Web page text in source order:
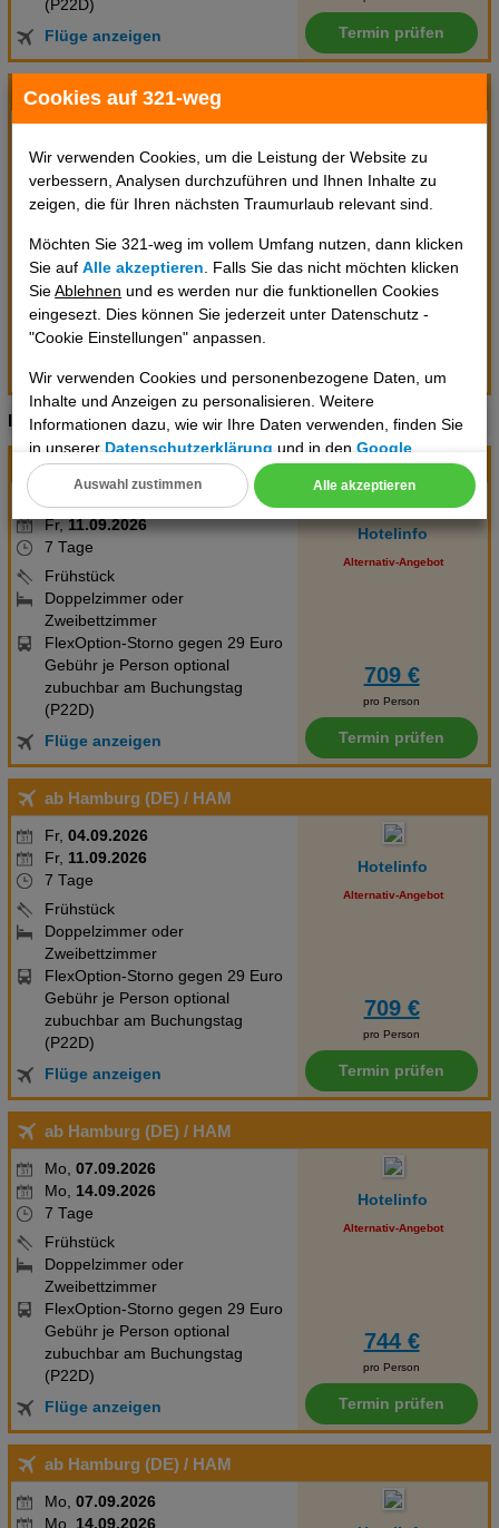
Cookies auf 321-weg
Wir verwenden Cookies, um die Leistung der Website zu
verbessern, Analysen durchzuführen und Ihnen Inhalte zu
zeigen, die für Ihren nächsten Traumurlaub relevant sind.
Möchten Sie 321-weg im vollem Umfang nutzen, dann klicken
Sie aufAlle akzeptieren . Falls Sie das nicht möchten klicken
SieAblehnen und es werden nur die funktionellen Cookies
eingesezt. Dies können Sie jederzeit unter Datenschutz -
"Cookie Einstellungen" anpassen.
Wir verwenden Cookies und personenbezogene Daten, um
Inhalte und Anzeigen zu personalisieren. Weitere
Informationen dazu, wie wir Ihre Daten verwenden, finden Sie
in unsererDatenschutzerklärung und in denGoogle
Datenschutz- und Nutzungsbedingungen
Cookie Einstellungen
Technische Cookies
Analyse
Social Media Cookies
Advertising
Erweiterte Einstellungen
Alle akzeptieren
Auswahl zustimmen
(P22D)
Flüge anzeigen
Termin prüfen
ab München (DE)/ MUC
Do,10.09.2026
7 Tage
Frühstück
Zweibettzimmer
FlexOption-Storno gegen 29 Euro
Gebühr je Person optional
zubuchbar am Buchungstag
(P22D)
Flüge anzeigen
Hotelinfo
1364 €
Im Folgenden finden Sie alternative Angebote
ab Hamburg (DE)/ HAM
Fr,04.09.2026
Fr, 11.09.2026
7 Tage
Frühstück
Doppelzimmer oder
Zweibettzimmer
FlexOption-Storno gegen 29 Euro
Gebühr je Person optional
zubuchbar am Buchungstag
(P22D)
Flüge anzeigen
Hotelinfo
Alternativ-Angebot
709 €
pro Person
Termin prüfen
ab Hamburg (DE) / HAM
Fr, 04.09.2026
Fr, 11.09.2026
7 Tage
Frühstück
Doppelzimmer oder
Zweibettzimmer
FlexOption-Storno gegen 29 Euro
Gebühr je Person optional
zubuchbar am Buchungstag
(P22D)
Flüge anzeigen
Hotelinfo
Alternativ-Angebot
709 €
pro Person
Termin prüfen
ab Hamburg (DE) / HAM
Mo, 07.09.2026
Mo, 14.09.2026
7 Tage
Frühstück
Doppelzimmer oder
Zweibettzimmer
FlexOption-Storno gegen 29 Euro
Gebühr je Person optional
zubuchbar am Buchungstag
(P22D)
Flüge anzeigen
Hotelinfo
Alternativ-Angebot
744 €
pro Person
Termin prüfen
ab Hamburg (DE) / HAM
Mo, 07.09.2026
Mo, 14.09.2026